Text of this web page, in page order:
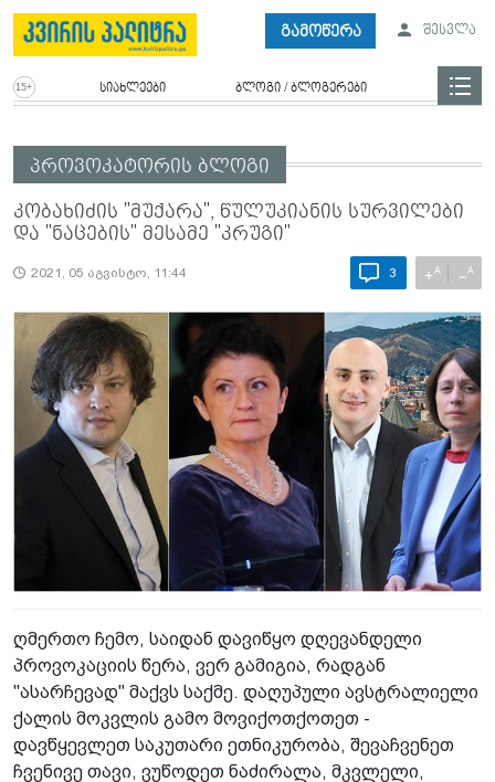
გამოწერა შესვლა
სიახლეები ბლოგი / ბლოგერები
პროვოკატორის ბლოგი
კობახიძის "მუქარა", წულუკიანის სურვილები
და "ნაცების" მესამე "კრუგი"
2021, 05 აგვისტო, 11:44 3 +A −A
ღმერთო ჩემო, საიდან დავიწყო დღევანდელი
პროვოკაციის წერა, ვერ გამიგია, რადგან
"ასარჩევად" მაქვს საქმე. დაღუპული ავსტრალიელი
ქალის მოკვლის გამო მოვიქოთქოთეთ -
დავწყევლეთ საკუთარი ეთნიკურობა, შევაჩვენეთ
ჩვენივე თავი, ვუწოდეთ ნაძირალა, მკვლელი,